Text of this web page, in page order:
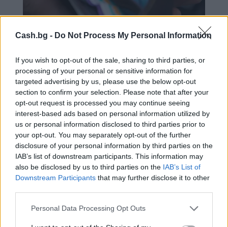
Cash.bg - Do Not Process My Personal Information
If you wish to opt-out of the sale, sharing to third parties, or
processing of your personal or sensitive information for
targeted advertising by us, please use the below opt-out
section to confirm your selection. Please note that after your
opt-out request is processed you may continue seeing
interest-based ads based on personal information utilized by
us or personal information disclosed to third parties prior to
your opt-out. You may separately opt-out of the further
disclosure of your personal information by third parties on the
IAB’s list of downstream participants. This information may
also be disclosed by us to third parties on the IAB’s List of
Downstream Participants that may further disclose it to other
Personal Data Processing Opt Outs
Какви са минималните заплати в
Европа
06.08.2026 / 12:00
PreviousPrevious
НАЙ-НОВОТО